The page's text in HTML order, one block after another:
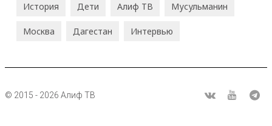
История Дети Алиф ТВ Мусульманин
Москва Дагестан Интервью
© 2015 - 2026 Алиф ТВ